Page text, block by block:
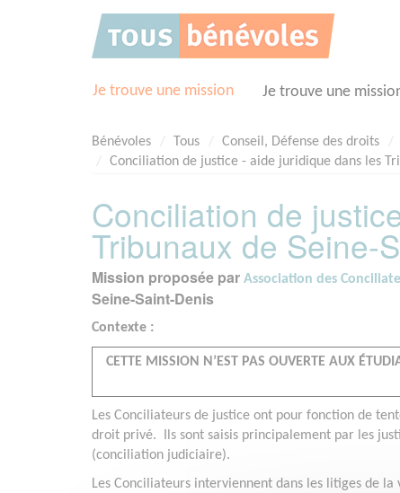
Je trouve une mission Je trouve une
Bénévoles Tous Conseil, Défense des droits
Conciliation de justice - aide juridique dans les
Conciliation de
Tribunaux de Seine-
Mission proposée par Association des
Seine-Saint-Denis
Contexte :
CETTE MISSION N’EST PAS OUVERTE AUX
Les Conciliateurs de justice ont pour fonction de
droit privé. Ils sont saisis principalement par les
(conciliation judiciaire).
Les Conciliateurs interviennent dans les litiges de